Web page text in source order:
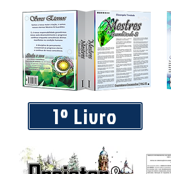
1º Livro